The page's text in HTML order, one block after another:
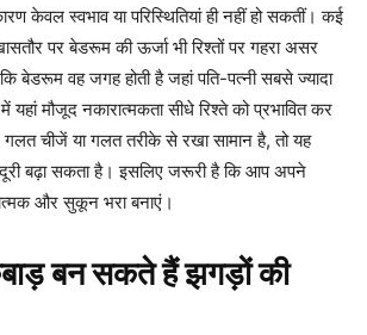
केवल स्वभाव या परिस्थितियां ही नहीं हो सकतीं। कई
पर बेडरूम की ऊर्जा भी रिश्तों पर गहरा असर
बेडरूम वह जगह होती है जहां पति-पत्नी सबसे ज्यादा
यहां मौजूद नकारात्मकता सीधे रिश्ते को प्रभावित कर
चीजें या गलत तरीके से रखा सामान है, तो यह
बढ़ा सकता है। इसलिए जरूरी है कि आप अपने
और सुकून भरा बनाएं।
बन सकते हैं झगड़ों की